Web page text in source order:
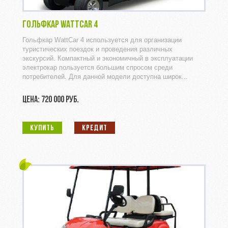
ГОЛЬФКАР WATTCAR 4
Гольфкар WattCar 4 используется для организации
туристических поездок и проведения различных
экскурсий. Компактный и экономичный в эксплуатации
электрокар пользуется большим спросом среди
потребителей. Для данной модели доступна широк...
ЦЕНА: 720 000 РУБ.
КУПИТЬ КРЕДИТ